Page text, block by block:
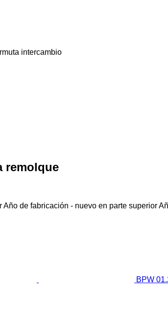
intercambio
remolque
Año de fabricación - nuevo en parte superior
BPW